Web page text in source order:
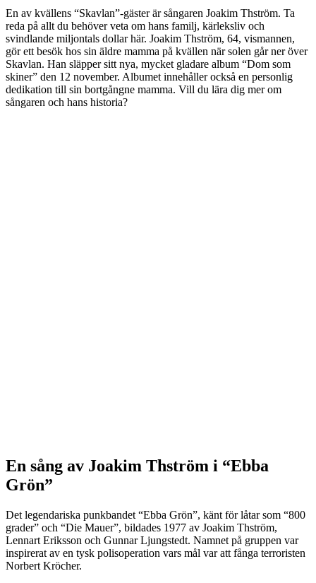
En av kvällens “Skavlan”-gäster är sångaren Joakim Thström. Ta
reda på allt du behöver veta om hans familj, kärleksliv och
svindlande miljontals dollar här. Joakim Thström, 64, vismannen,
gör ett besök hos sin äldre mamma på kvällen när solen går ner över
Skavlan. Han släpper sitt nya, mycket gladare album “Dom som
skiner” den 12 november. Albumet innehåller också en personlig
dedikation till sin bortgångne mamma. Vill du lära dig mer om
sångaren och hans historia?
En sång av Joakim Thström i “Ebba
Grön”
Det legendariska punkbandet “Ebba Grön”, känt för låtar som “800
grader” och “Die Mauer”, bildades 1977 av Joakim Thström,
Lennart Eriksson och Gunnar Ljungstedt. Namnet på gruppen var
inspirerat av en tysk polisoperation vars mål var att fånga terroristen
Norbert Kröcher.